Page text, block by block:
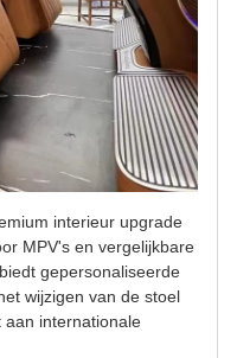
interieur upgrade
MPV's en vergelijkbare
gepersonaliseerde
wijzigen van de stoel
aan internationale